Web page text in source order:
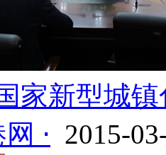
家新型城
⋅ 2015-